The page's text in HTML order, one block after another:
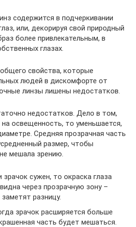
содержится в подчеркивании
или, декорируя свой природный
более привлекательным, в
глазах.
свойства, которые
людей в дискомфорте от
линзы лишены недостатков.
недостатков. Дело в том,
на освещенность, то уменьшается,
Средняя прозрачная часть
размер, чтобы
мешала зрению.
зрачок сужен, то окраска глаза
через прозрачную зону –
разницу.
зрачок расширяется больше
часть будет мешаться.